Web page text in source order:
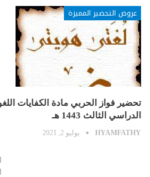
عروض التحضير المميزة
الدراسي الثالث 1443 هـ
HYAMFATHY يوليو 2, 2021